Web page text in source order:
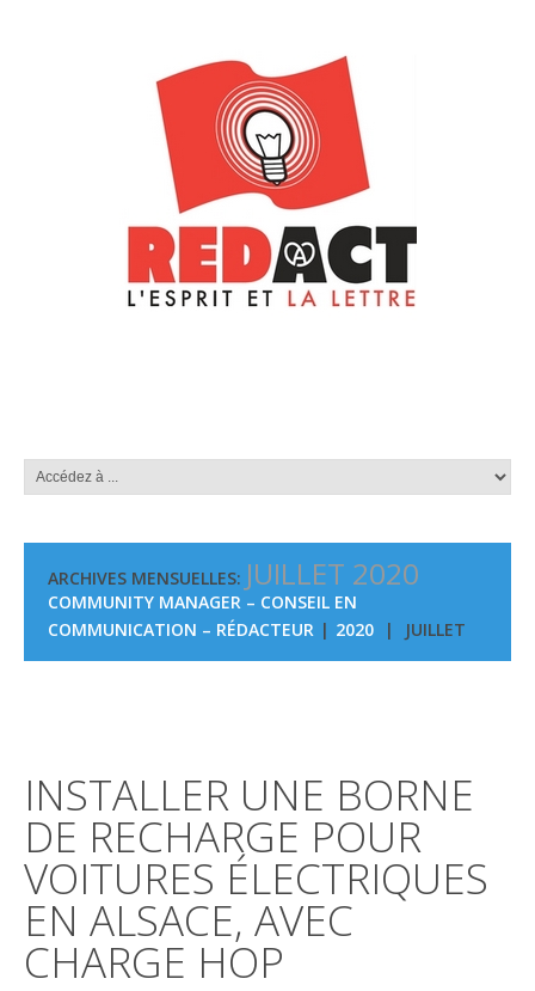
ARCHIVES MENSUELLES: JUILLET 2020
COMMUNITY MANAGER – CONSEIL EN
COMMUNICATION – RÉDACTEUR
2020 JUILLET
INSTALLER UNE BORNE
DE RECHARGE POUR
VOITURES ÉLECTRIQUES
EN ALSACE, AVEC
CHARGE HOP